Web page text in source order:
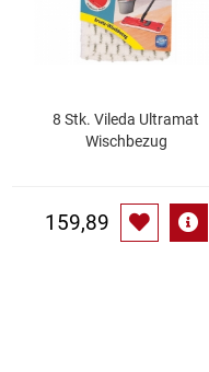
Trocken-/Backfrüchte
Waffeln / Kekse
8 Stk. Vileda Ultramat
Wischbezug
159,89